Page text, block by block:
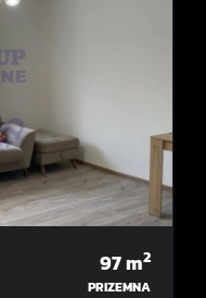
97m2
PRIZEMNA